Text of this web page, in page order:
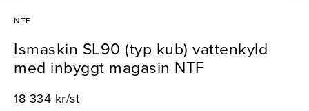
NTF
Ismaskin SL90 (typ kub) vattenkyld
med inbyggt magasin NTF
18 334 kr/st